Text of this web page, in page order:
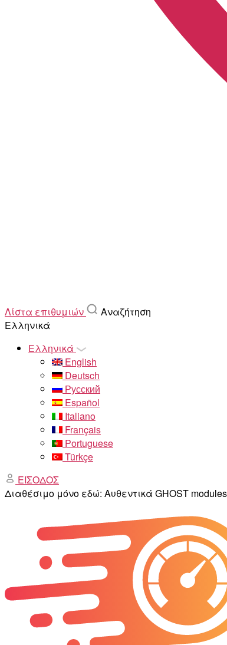
Λίστα επιθυμιών
Αναζήτηση
Ελληνικά
Ελληνικά
English
Deutsch
Русский
Español
Italiano
Français
Portuguese
Türkçe
ΕΙΣΟΔΟΣ
Διαθέσιμο μόνο εδώ: Αυθεντικά GHOST